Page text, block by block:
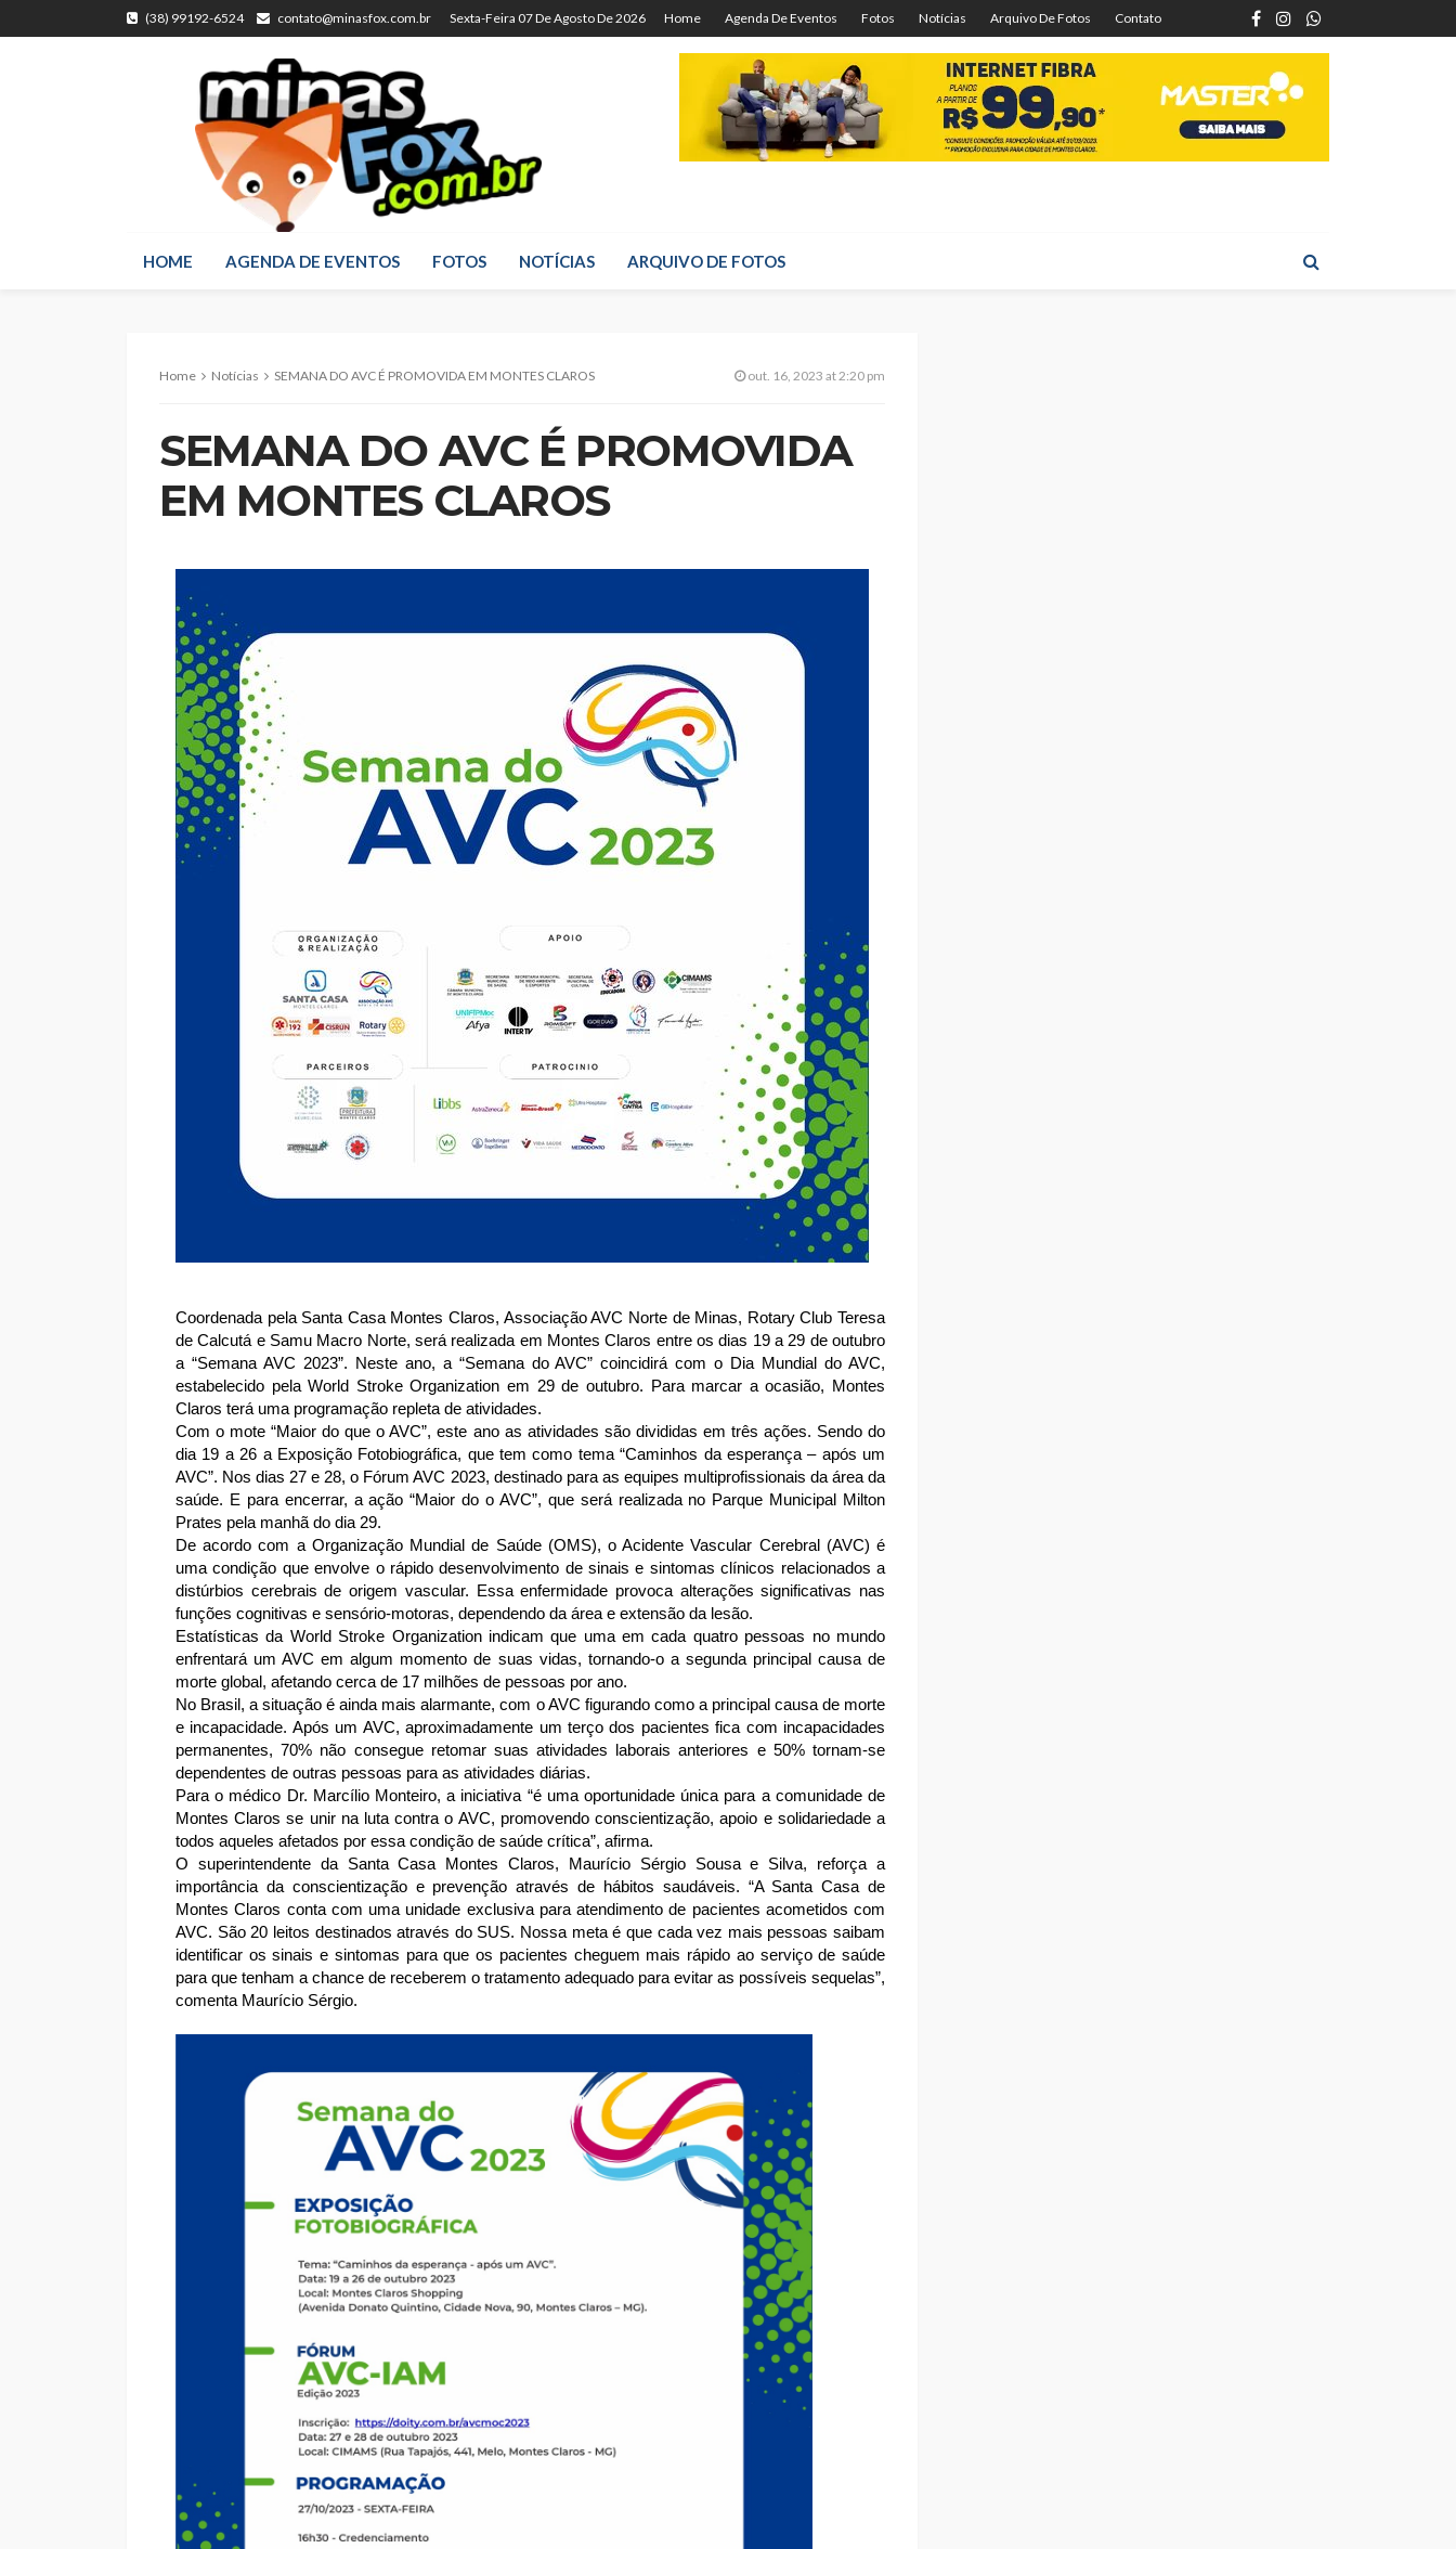
(38) 99192-6524 contato@minasfox.com.br Sexta-Feira 07 De Agosto De 2026 Home Agenda De Eventos Fotos Notícias Arquivo De Fotos Contato
HOME AGENDA DE EVENTOS FOTOS NOTÍCIAS ARQUIVO DE FOTOS
Home Notícias SEMANA DO AVC É PROMOVIDA EM MONTES CLAROS out. 16, 2023 at 2:20 pm
SEMANA DO AVC É PROMOVIDA
EM MONTES CLAROS
Coordenada pela Santa Casa Montes Claros, Associação AVC Norte de Minas, Rotary Club Teresa
de Calcutá e Samu Macro Norte, será realizada em Montes Claros entre os dias 19 a 29 de outubro
a “Semana AVC 2023”. Neste ano, a “Semana do AVC” coincidirá com o Dia Mundial do AVC,
estabelecido pela World Stroke Organization em 29 de outubro. Para marcar a ocasião, Montes
Claros terá uma programação repleta de atividades.
Com o mote “Maior do que o AVC”, este ano as atividades são divididas em três ações. Sendo do
dia 19 a 26 a Exposição Fotobiográfica, que tem como tema “Caminhos da esperança – após um
AVC”. Nos dias 27 e 28, o Fórum AVC 2023, destinado para as equipes multiprofissionais da área da
saúde. E para encerrar, a ação “Maior do o AVC”, que será realizada no Parque Municipal Milton
Prates pela manhã do dia 29.
De acordo com a Organização Mundial de Saúde (OMS), o Acidente Vascular Cerebral (AVC) é
uma condição que envolve o rápido desenvolvimento de sinais e sintomas clínicos relacionados a
distúrbios cerebrais de origem vascular. Essa enfermidade provoca alterações significativas nas
funções cognitivas e sensório-motoras, dependendo da área e extensão da lesão.
Estatísticas da World Stroke Organization indicam que uma em cada quatro pessoas no mundo
enfrentará um AVC em algum momento de suas vidas, tornando-o a segunda principal causa de
morte global, afetando cerca de 17 milhões de pessoas por ano.
No Brasil, a situação é ainda mais alarmante, com o AVC figurando como a principal causa de morte
e incapacidade. Após um AVC, aproximadamente um terço dos pacientes fica com incapacidades
permanentes, 70% não consegue retomar suas atividades laborais anteriores e 50% tornam-se
dependentes de outras pessoas para as atividades diárias.
Para o médico Dr. Marcílio Monteiro, a iniciativa “é uma oportunidade única para a comunidade de
Montes Claros se unir na luta contra o AVC, promovendo conscientização, apoio e solidariedade a
todos aqueles afetados por essa condição de saúde crítica”, afirma.
O superintendente da Santa Casa Montes Claros, Maurício Sérgio Sousa e Silva, reforça a
importância da conscientização e prevenção através de hábitos saudáveis. “A Santa Casa de
Montes Claros conta com uma unidade exclusiva para atendimento de pacientes acometidos com
AVC. São 20 leitos destinados através do SUS. Nossa meta é que cada vez mais pessoas saibam
identificar os sinais e sintomas para que os pacientes cheguem mais rápido ao serviço de saúde
para que tenham a chance de receberem o tratamento adequado para evitar as possíveis sequelas”,
comenta Maurício Sérgio.